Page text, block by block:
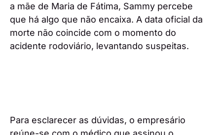
a mãe de Maria de Fátima, Sammy percebe
que há algo que não encaixa. A data oficial da
morte não coincide com o momento do
acidente rodoviário, levantando suspeitas.
Para esclarecer as dúvidas, o empresário